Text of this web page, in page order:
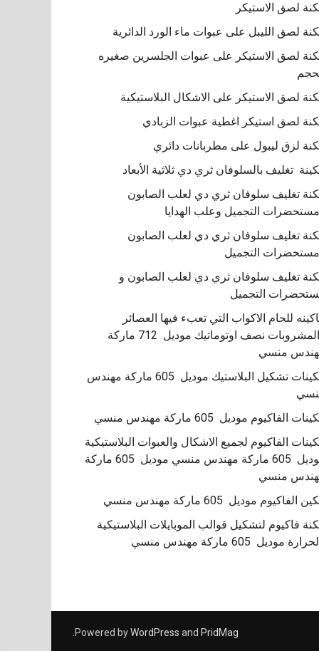
لصق الاستيكر
لصق الليبل على عبوات ماء الورد الدائرية
لصق الاستيكر على عبوات الجلسرين صغيره
لصق الاستيكر على الاشكال البلاستيكية
لصق استيكر اغطية عبوات الزبادي
لزق ليبول على مطربانات دائري
تغليف بالسلوفان ثري دي ثلاثية الأبعاد
تغليف سلوفان ثري دي لعلب الصابون
التجميل وعلب الهدايا
تغليف سلوفان ثري دي لعلب الصابون
التجميل
تغليف سلوفان ثري دي لعلب الصابون و
التجميل
للحام الاكواب التي تعبء فيها العصائر
والمشروبات نصف اوتوماتيك موديل 712 ماركة
منسي
مكينات تشكيل البلاستيك موديل 605 ماركة مهندس
الفاكيوم موديل 605 ماركة مهندس منسي
الفاكيوم لجميع الاشكال والعبوات البلاستيكية
موديل 605 ماركة مهندس منسي موديل 605 ماركة
منسي
الفاكيوم موديل 605 ماركة مهندس منسي
فاكيوم لتشكيل قوالب الموبايلات البلاستيكية
موديل 605 ماركة مهندس منسي
Powered byWordPress and PridMag